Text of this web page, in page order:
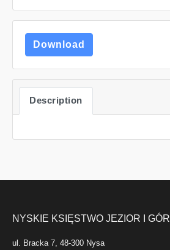
Download
Description
NYSKIE KSIĘSTWO JEZIOR I GÓR
ul. Bracka 7, 48-300 Nysa